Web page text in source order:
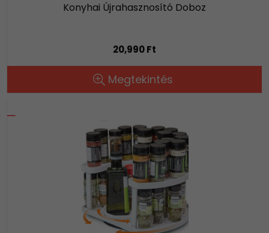
Konyhai Újrahasznosító Doboz
20,990 Ft
Megtekintés